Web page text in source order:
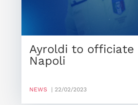
Ayroldi to officiate
Napoli
NEWS | 22/02/2023